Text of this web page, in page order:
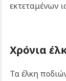
εκτεταμένων
Χρόνια
Τα έλκη